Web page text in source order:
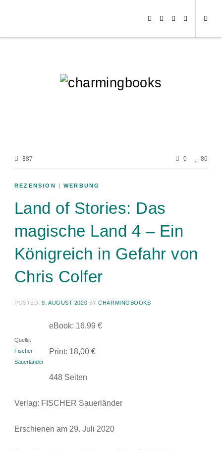
887 0 86
REZENSION | WERBUNG
Land of Stories: Das
magische Land 4 – Ein
Königreich in Gefahr von
Chris Colfer
POSTED:9. AUGUST 2020 BYCHARMINGBOOKS
Quelle:
Fischer
Sauerländer
eBook: 16,99 €
Print: 18,00 €
448 Seiten
Verlag: FISCHER Sauerländer
Erschienen am 29. Juli 2020